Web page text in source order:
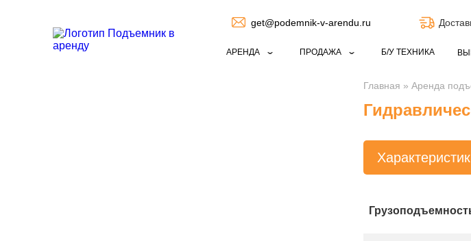
АРЕНДА ПРОДАЖА Б/У ТЕХНИКА
get@podemnik-v-arendu.ru
Главная »Аренда